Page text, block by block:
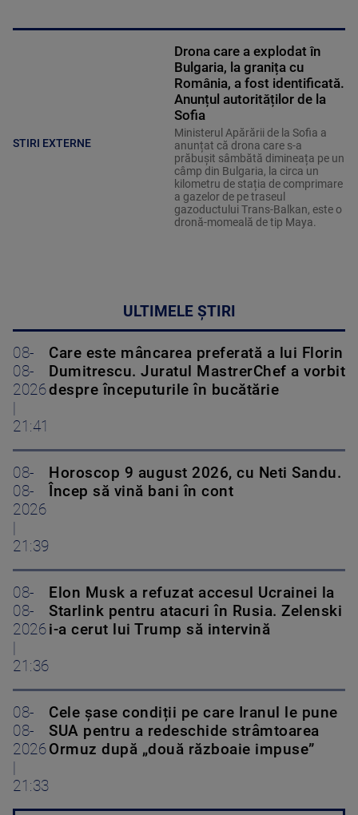
STIRI EXTERNE
Drona care a explodat în
Bulgaria, la granița cu
România, a fost identificată.
Anunțul autorităților de la
Sofia
Ministerul Apărării de la Sofia a
anunțat că drona care s-a
prăbușit sâmbătă dimineața pe un
câmp din Bulgaria, la circa un
kilometru de stația de comprimare
a gazelor de pe traseul
gazoductului Trans-Balkan, este o
dronă-momeală de tip Maya.
ULTIMELE ȘTIRI
08-
08-
2026
|
21:41
Care este mâncarea preferată a lui Florin
Dumitrescu. Juratul MastrerChef a vorbit
despre începuturile în bucătărie
08-
08-
2026
|
21:39
Horoscop 9 august 2026, cu Neti Sandu.
Încep să vină bani în cont
08-
08-
2026
|
21:36
Elon Musk a refuzat accesul Ucrainei la
Starlink pentru atacuri în Rusia. Zelenski
i-a cerut lui Trump să intervină
08-
08-
2026
|
21:33
Cele șase condiții pe care Iranul le pune
SUA pentru a redeschide strâmtoarea
Ormuz după „două războaie impuse”